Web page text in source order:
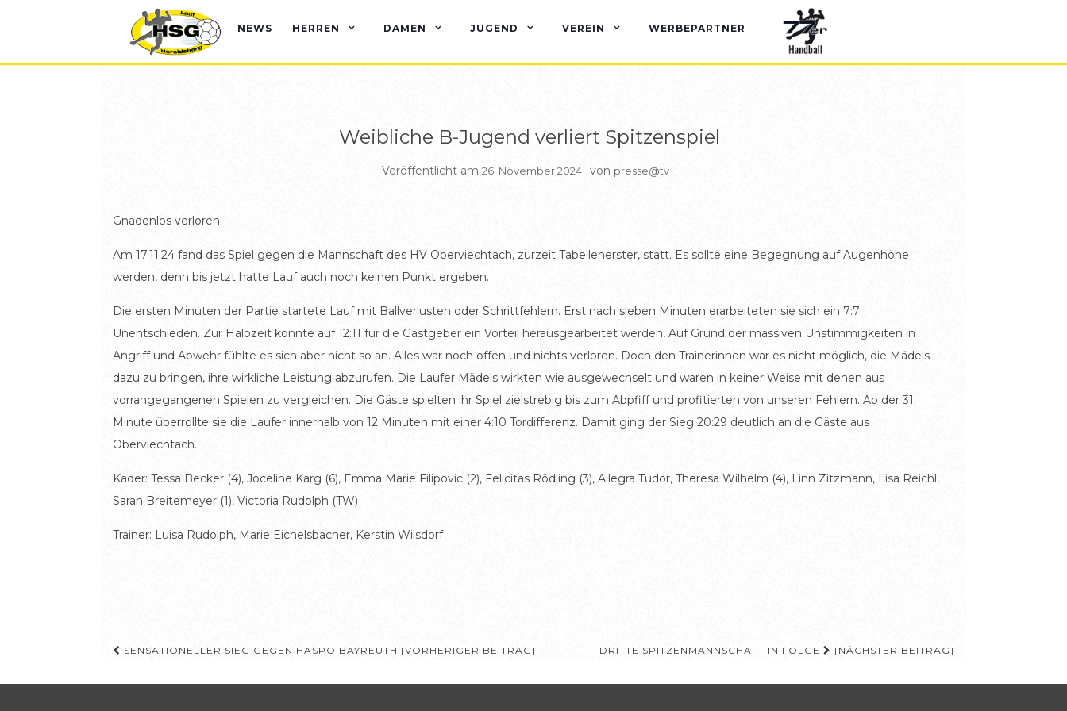
NEWS HERREN DAMEN JUGEND VEREIN WERBEPARTNER
Weibliche B-Jugend verliert Spitzenspiel
Veröffentlicht am 26. November 2024 von presse@tv
Gnadenlos verloren
Am 17.11.24 fand das Spiel gegen die Mannschaft des HV Oberviechtach, zurzeit Tabellenerster, statt. Es sollte eine Begegnung auf Augenhöhe
werden, denn bis jetzt hatte Lauf auch noch keinen Punkt ergeben.
Die ersten Minuten der Partie startete Lauf mit Ballverlusten oder Schrittfehlern. Erst nach sieben Minuten erarbeiteten sie sich ein 7:7
Unentschieden. Zur Halbzeit konnte auf 12:11 für die Gastgeber ein Vorteil herausgearbeitet werden, Auf Grund der massiven Unstimmigkeiten in
Angriff und Abwehr fühlte es sich aber nicht so an. Alles war noch offen und nichts verloren. Doch den Trainerinnen war es nicht möglich, die Mädels
dazu zu bringen, ihre wirkliche Leistung abzurufen. Die Laufer Mädels wirkten wie ausgewechselt und waren in keiner Weise mit denen aus
vorrangegangenen Spielen zu vergleichen. Die Gäste spielten ihr Spiel zielstrebig bis zum Abpfiff und profitierten von unseren Fehlern. Ab der 31.
Minute überrollte sie die Laufer innerhalb von 12 Minuten mit einer 4:10 Tordifferenz. Damit ging der Sieg 20:29 deutlich an die Gäste aus
Oberviechtach.
Kader: Tessa Becker (4), Joceline Karg (6), Emma Marie Filipovic (2), Felicitas Rödling (3), Allegra Tudor, Theresa Wilhelm (4), Linn Zitzmann, Lisa Reichl,
Sarah Breitemeyer (1), Victoria Rudolph (TW)
Trainer: Luisa Rudolph, Marie Eichelsbacher, Kerstin Wilsdorf
Beitragsnavigation
SENSATIONELLER SIEG GEGEN HASPO BAYREUTH [VORHERIGER BEITRAG] DRITTE SPITZENMANNSCHAFT IN FOLGE [NÄCHSTER BEITRAG]